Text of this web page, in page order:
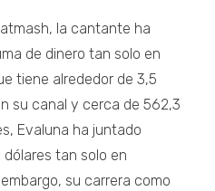
la cantante ha
de dinero tan solo en
tiene alrededor de 3,5
su canal y cerca de 562,3
Evaluna ha juntado
tan solo en
su carrera como